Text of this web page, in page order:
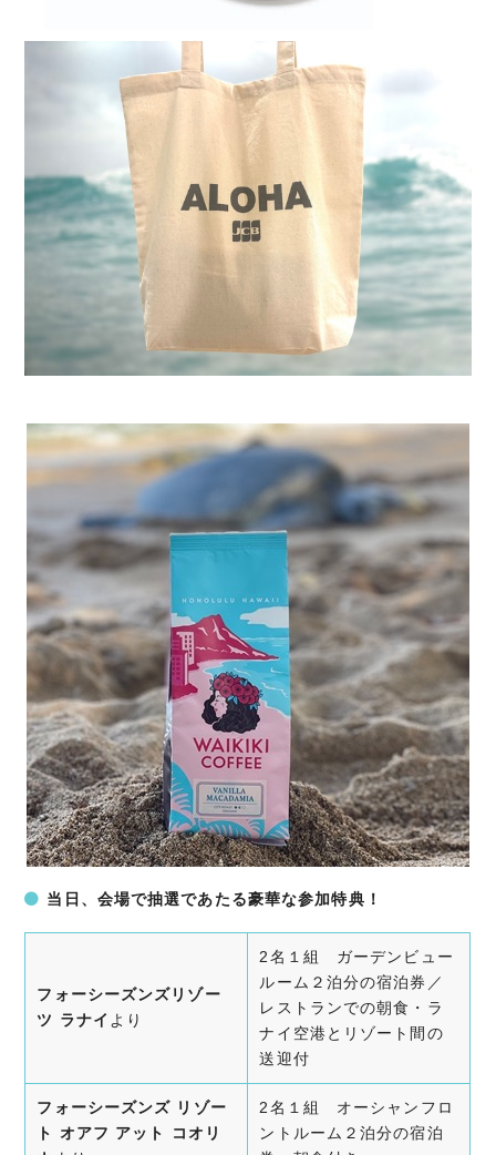
当日、会場で抽選であたる豪華な参加特典！
フォーシーズンズリゾー
ツ ラナイ より
2名１組 ガーデンビュー
ルーム２泊分の宿泊券／
レストランでの朝食・ ラ
ナイ空港とリゾート間の
送迎付
フォーシーズンズ リゾー
ト オアフ アット
コオリ
2名１組 オーシャンフロ
ントルーム２泊分の宿泊